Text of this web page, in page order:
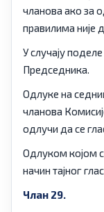
чланова ако за
правилима није
У случају
Председника.
Одлуке на
чланова
одлучи да се
Одлуком којом
начин тајног
Члан 29.